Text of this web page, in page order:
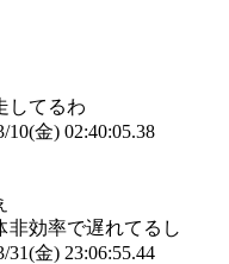
してるわ
10(金) 02:40:05.38
非効率で遅れてるし
31(金) 23:06:55.44